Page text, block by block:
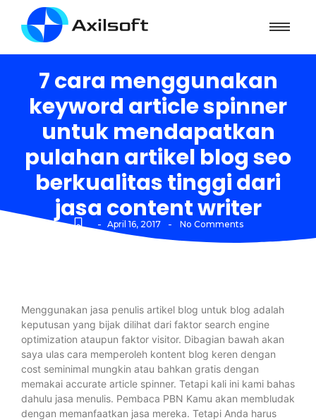
7 cara menggunakan
keyword article spinner
untuk mendapatkan
pulahan artikel blog seo
berkualitas tinggi dari
jasa content writer
- April 16, 2017 - No Comments
Menggunakan jasa penulis artikel blog untuk blog adalah
keputusan yang bijak dilihat dari faktor search engine
optimization ataupun faktor visitor. Dibagian bawah akan
saya ulas cara memperoleh kontent blog keren dengan
cost seminimal mungkin atau bahkan gratis dengan
memakai accurate article spinner. Tetapi kali ini kami bahas
dahulu jasa menulis. Pembaca PBN Kamu akan membludak
dengan memanfaatkan jasa mereka. Tetapi Anda harus